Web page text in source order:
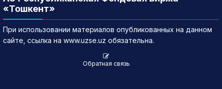
«Тошкент»
При использовании материалов опубликованных на данном
сайте, ссылка на www.uzse.uz обязательна.
Обратная связь